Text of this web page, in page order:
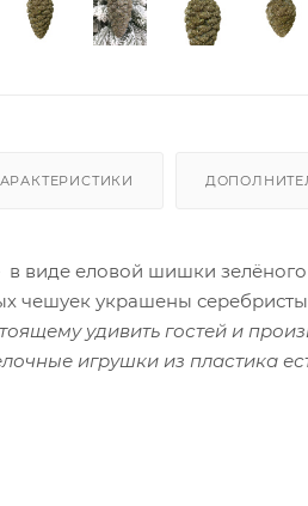
виде еловой шишки зелёного
чешуек украшены
удивить гостей и
игрушки из пластика